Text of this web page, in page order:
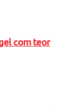
com teor